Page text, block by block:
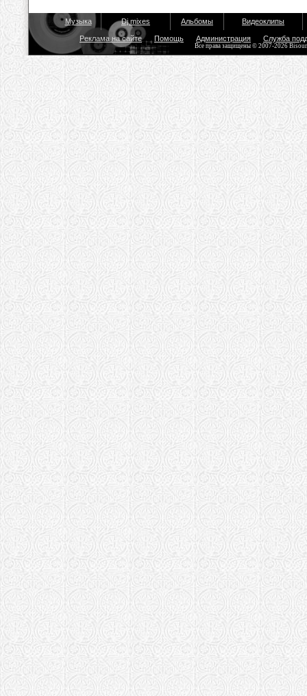
Музыка Dj mixes Альбомы Видеоклипы
Реклама на сайте Помощь Администрация Служба
Все права защищены © 2007-2026